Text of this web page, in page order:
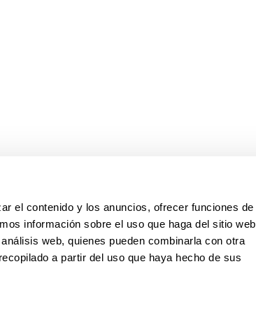
el contenido y los anuncios, ofrecer funciones de
información sobre el uso que haga del sitio web
web, quienes pueden combinarla con otra
a partir del uso que haya hecho de sus